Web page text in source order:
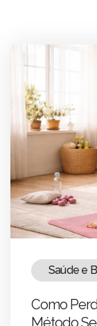
Saúde e
Como
Método